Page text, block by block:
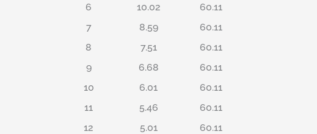
6
10.02
60.11
7
8.59
60.11
8
7.51
60.11
9
6.68
60.11
10
6.01
60.11
11
5.46
60.11
12
5.01 60.11